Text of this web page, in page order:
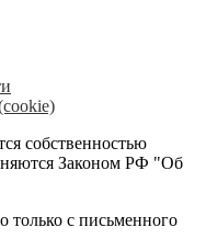
собственностью
Законом РФ "Об
только с письменного